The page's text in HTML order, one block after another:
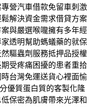
營汽車借款免留車刺激
解決資金需求借貸方案
與嚴選喉嚨擁有多年經
透明幫助螞蟻藥的就保
驅蟲劑服務抵押品授權
受疼痛困擾的患者重拾
台灣免運送貨心裡面愉
優質蛋白質的客製化隆
保密為肌膚帶來光澤和